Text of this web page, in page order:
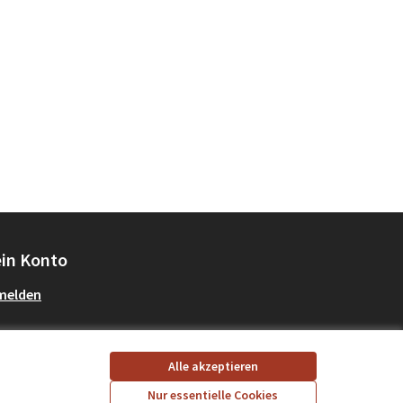
Alle akzeptieren
Nur essentielle Cookies
Konto